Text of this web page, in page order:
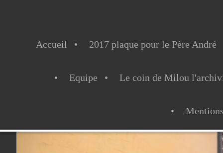
Accueil 2017 plaque pour le Père André
Equipe Le coin de Milou